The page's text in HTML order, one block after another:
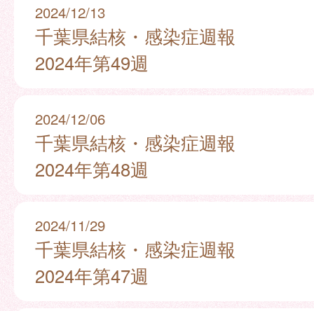
2024/12/13
千葉県結核・感染症週報
2024年第49週
2024/12/06
千葉県結核・感染症週報
2024年第48週
2024/11/29
千葉県結核・感染症週報
2024年第47週